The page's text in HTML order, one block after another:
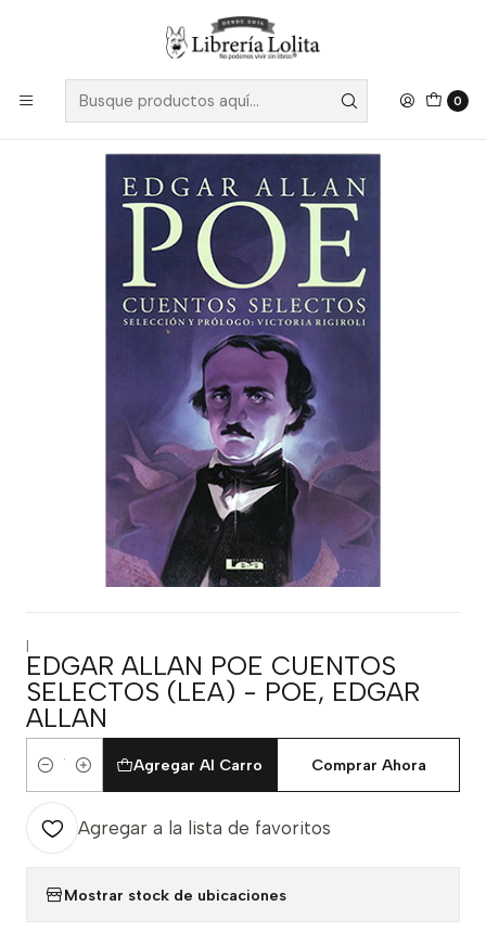
0
Despacho a todo Chile
Edgar Allan Poe Cuentos Selectos (Lea) - Poe, Edgar Allan
|
EDGAR ALLAN POE CUENTOS
SELECTOS (LEA) - POE, EDGAR
ALLAN
Cantidad
Agregar Al Carro Comprar Ahora
Agregar a la lista de favoritos
Mostrar stock de ubicaciones